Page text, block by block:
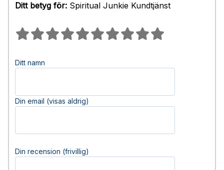
Ditt betyg för: Spiritual Junkie Kundtjänst
Ditt namn
Din email (visas aldrig)
Din recension (frivillig)